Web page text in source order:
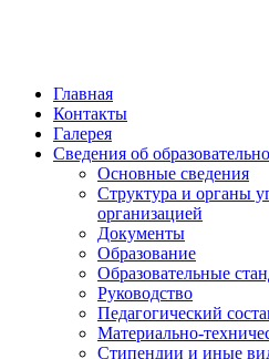
Главная
Контакты
Галерея
Сведения об
Основные сведения
Структура и органы
организацией
Документы
Образование
Образовательные
Руководство
Педагогический
Материально-
Стипендии и иные